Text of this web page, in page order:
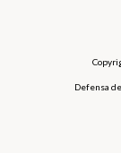
Defensa